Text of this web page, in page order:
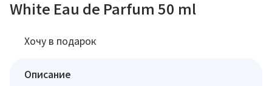
White Eau de Parfum 50 ml
Хочу в подарок
Описание